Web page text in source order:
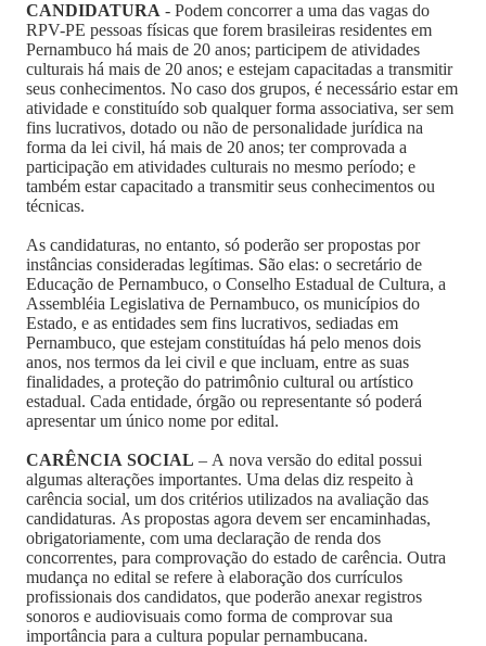
CANDIDATURA - Podem concorrer a uma das vagas do
RPV-PE pessoas físicas que forem brasileiras residentes em
Pernambuco há mais de 20 anos; participem de atividades
culturais há mais de 20 anos; e estejam capacitadas a transmitir
seus conhecimentos. No caso dos grupos, é necessário estar em
atividade e constituído sob qualquer forma associativa, ser sem
fins lucrativos, dotado ou não de personalidade jurídica na
forma da lei civil, há mais de 20 anos; ter comprovada a
participação em atividades culturais no mesmo período; e
também estar capacitado a transmitir seus conhecimentos ou
técnicas.
As candidaturas, no entanto, só poderão ser propostas por
instâncias consideradas legítimas. São elas: o secretário de
Educação de Pernambuco, o Conselho Estadual de Cultura, a
Assembléia Legislativa de Pernambuco, os municípios do
Estado, e as entidades sem fins lucrativos, sediadas em
Pernambuco, que estejam constituídas há pelo menos dois
anos, nos termos da lei civil e que incluam, entre as suas
finalidades, a proteção do patrimônio cultural ou artístico
estadual. Cada entidade, órgão ou representante só poderá
apresentar um único nome por edital.
CARÊNCIA SOCIAL – A nova versão do edital possui
algumas alterações importantes. Uma delas diz respeito à
carência social, um dos critérios utilizados na avaliação das
candidaturas. As propostas agora devem ser encaminhadas,
obrigatoriamente, com uma declaração de renda dos
concorrentes, para comprovação do estado de carência. Outra
mudança no edital se refere à elaboração dos currículos
profissionais dos candidatos, que poderão anexar registros
sonoros e audiovisuais como forma de comprovar sua
importância para a cultura popular pernambucana.